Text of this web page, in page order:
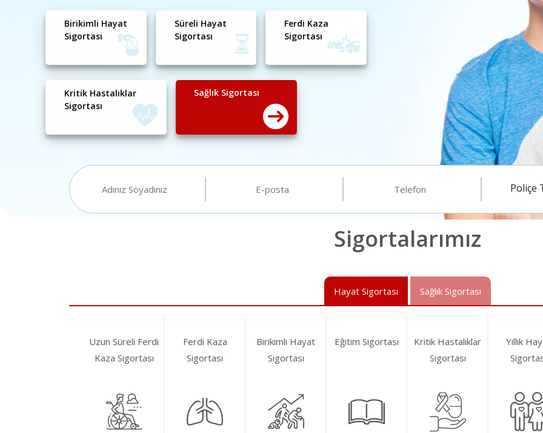
Birikimli Hayat
Sigortası
Süreli Hayat
Sigortası
Ferdi Kaza
Sigortası
Kritik Hastalıklar
Sigortası
Sağlık Sigortası
Sigortalarımız
Hayat Sigortası Sağlık Sigortası
Uzun Süreli Ferdi
Kaza Sigortası
Ferdi Kaza
Sigortası
Birikimli Hayat
Sigortası
Eğitim Sigortası
Kritik Hastalıklar
Sigortası
Yıllık